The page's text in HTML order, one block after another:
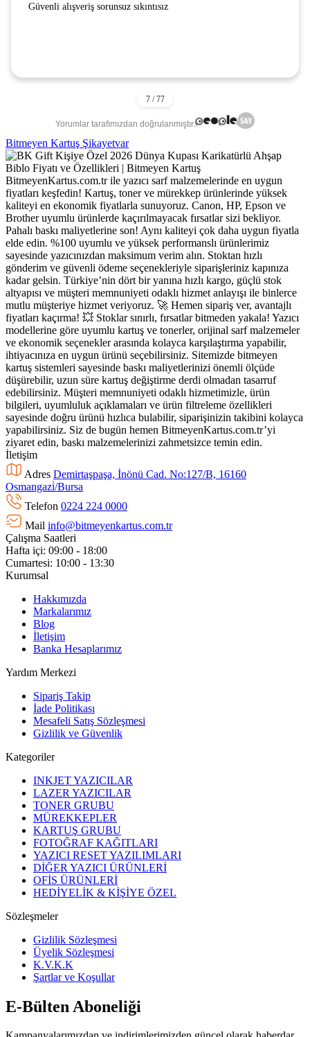
Güvenli alışveriş sorunsuz sıkıntısız
Yorumlar tarafımızdan doğrulanmıştır.
Bitmeyen Kartuş Şikayetvar
BitmeyenKartus.com.tr ile yazıcı sarf malzemelerinde en uygun
fiyatları keşfedin! Kartuş, toner ve mürekkep ürünlerinde yüksek
kaliteyi en ekonomik fiyatlarla sunuyoruz. Canon, HP, Epson ve
Brother uyumlu ürünlerde kaçırılmayacak fırsatlar sizi bekliyor.
Pahalı baskı maliyetlerine son! Aynı kaliteyi çok daha uygun fiyatla
elde edin. %100 uyumlu ve yüksek performanslı ürünlerimiz
sayesinde yazıcınızdan maksimum verim alın. Stoktan hızlı
gönderim ve güvenli ödeme seçenekleriyle siparişleriniz kapınıza
kadar gelsin. Türkiye’nin dört bir yanına hızlı kargo, güçlü stok
altyapısı ve müşteri memnuniyeti odaklı hizmet anlayışı ile binlerce
mutlu müşteriye hizmet veriyoruz. 🚀 Hemen sipariş ver, avantajlı
fiyatları kaçırma! 💥 Stoklar sınırlı, fırsatlar bitmeden yakala! Yazıcı
modellerine göre uyumlu kartuş ve tonerler, orijinal sarf malzemeler
ve ekonomik seçenekler arasında kolayca karşılaştırma yapabilir,
ihtiyacınıza en uygun ürünü seçebilirsiniz. Sitemizde bitmeyen
kartuş sistemleri sayesinde baskı maliyetlerinizi önemli ölçüde
düşürebilir, uzun süre kartuş değiştirme derdi olmadan tasarruf
edebilirsiniz. Müşteri memnuniyeti odaklı hizmetimizle, ürün
bilgileri, uyumluluk açıklamaları ve ürün filtreleme özellikleri
sayesinde doğru ürünü hızlıca bulabilir, siparişinizin takibini kolayca
yapabilirsiniz. Siz de bugün hemen BitmeyenKartus.com.tr’yi
ziyaret edin, baskı malzemelerinizi zahmetsizce temin edin.
İletişim
Adres Demirtaşpaşa, İnönü Cad. No:127/B, 16160
Osmangazi̇/Bursa
Telefon 0224 224 0000
Mail info@bitmeyenkartus.com.tr
Çalışma Saatleri
Hafta içi: 09:00 - 18:00
Cumartesi: 10:00 - 13:30
Kurumsal
Hakkımızda
Markalarımız
Blog
İletişim
Banka Hesaplarımız
Yardım Merkezi
Sipariş Takip
İade Politikası
Mesafeli Satış Sözleşmesi
Gizlilik ve Güvenlik
Kategoriler
INKJET YAZICILAR
LAZER YAZICILAR
TONER GRUBU
MÜREKKEPLER
KARTUŞ GRUBU
FOTOĞRAF KAĞITLARI
YAZICI RESET YAZILIMLARI
DİĞER YAZICI ÜRÜNLERİ
OFİS ÜRÜNLERİ
HEDİYELİK & KİŞİYE ÖZEL
Sözleşmeler
Gizlilik Sözleşmesi
Üyelik Sözleşmesi
K.V.K.K
Şartlar ve Koşullar
E-Bülten Aboneliği